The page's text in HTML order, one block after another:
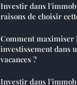
Investir dans
raisons de choisir
Comment
investissement dans
vacances ?
Investir dans